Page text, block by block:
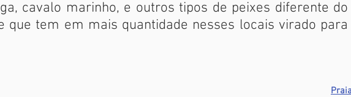
cavalo marinho, e outros tipos de peixes diferente do
que tem em mais quantidade nesses locais virado para